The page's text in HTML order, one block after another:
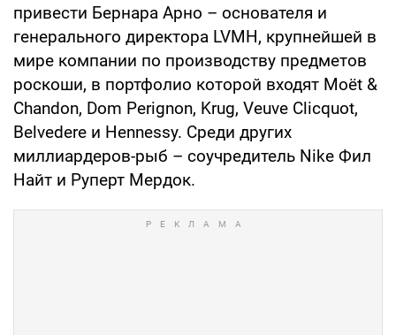
привести Бернара Арно – основателя и
генерального директора LVMH, крупнейшей в
мире компании по производству предметов
роскоши, в портфолио которой входят Moët &
Chandon, Dom Perignon, Krug, Veuve Clicquot,
Belvedere и Hennessy. Среди других
миллиардеров-рыб – соучредитель Nike Фил
Найт и Руперт Мердок.